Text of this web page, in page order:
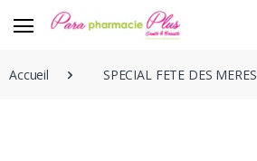
Accueil SPECIAL FETE DES MERES